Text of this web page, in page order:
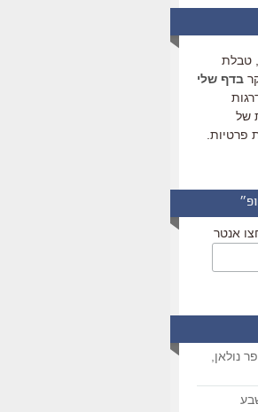
טבלת
בדף שלי
של
פרטיות.
אנטר
נולאן,
שבע